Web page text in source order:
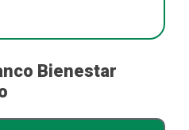
Bienestar